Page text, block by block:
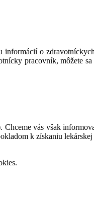
o
pracovník, môžete
vás však
k získaniu